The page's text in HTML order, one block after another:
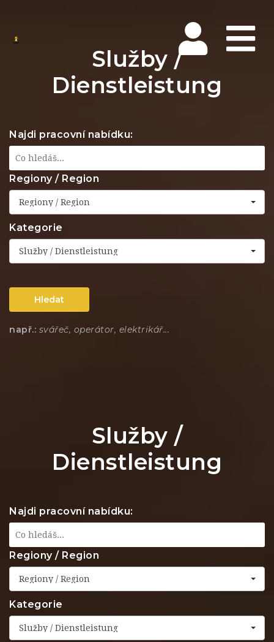
Služby /
Dienstleistung
Najdi pracovní nabídku:
Regiony / Region
Regiony / Region
Kategorie
Služby / Dienstleistung
Hledat
např.: svářeč, operátor, elektrikář...
Služby /
Dienstleistung
Najdi pracovní nabídku:
Regiony / Region
Regiony / Region
Kategorie
Služby / Dienstleistung